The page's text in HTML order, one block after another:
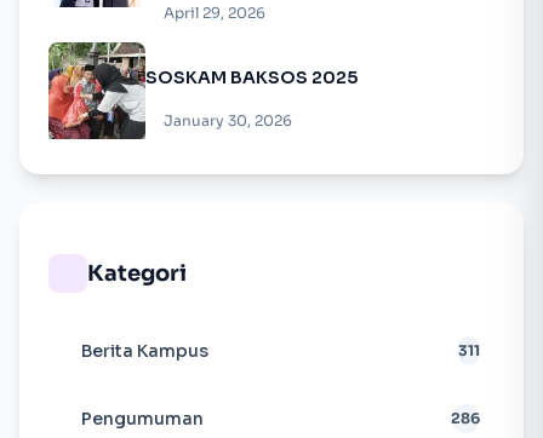
April 29, 2026
SOSKAM BAKSOS 2025
January 30, 2026
Kategori
Berita Kampus 311
Pengumuman 286